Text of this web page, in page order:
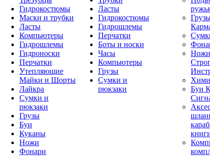
Гидрокостюмы
Маски и трубки
Ласты
Компьютеры
Гидрошлемы
Гидроноски
Перчатки
Утепляющие
Майки и Шорты
Лайкра
Сумки и
рюкзаки
Грузы
Буи
Куканы
Ножи
Фонари
Ласты
Гидрокостюмы
Гидрошлемы
Перчатки
Боты и носки
Часы
Компьютеры
Грузы
Сумки и
рюкзаки
Ножи
Буи